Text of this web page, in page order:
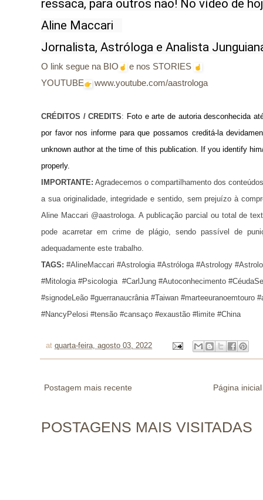
ressaca, para outros não! No vídeo de
Aline Maccari
Jornalista, Astróloga e Analista
O link segue na BIO
e nos STORIES
YOUTUBE
www.youtube.com/aastrologa
CRÉDITOS / CREDITS: Foto e arte de autoria desconhecida
por favor nos informe para que possamos creditá-la
unknown author at the time of this publication. If you identify
properly.
IMPORTANTE: Agradecemos o compartilhamento dos
a sua originalidade, integridade e sentido, sem prejuízo à
Aline Maccari @aastrologa. A publicação parcial ou total de
pode acarretar em crime de plágio, sendo passível de
adequadamente este trabalho.
TAGS: #AlineMaccari #Astrologia #Astróloga #Astrology
#Mitologia #Psicologia  #CarlJung #Autoconhecimento
#signodeLeão #guerranaucrânia #Taiwan #marteeuranoemtouro
#NancyPelosi #tensão #cansaço #exaustão #limite #China
at quarta-feira, agosto 03, 2022
Postagem mais recente Página inicial
POSTAGENS MAIS VISITADAS